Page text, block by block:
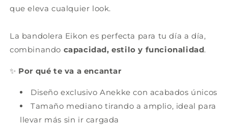
que eleva cualquier look.
La bandolera Eikon es perfecta para tu día a día,
combinando capacidad, estilo y funcionalidad.
✨ Por qué te va a encantar
Diseño exclusivo Anekke con acabados únicos
Tamaño mediano tirando a amplio, ideal para
llevar más sin ir cargada